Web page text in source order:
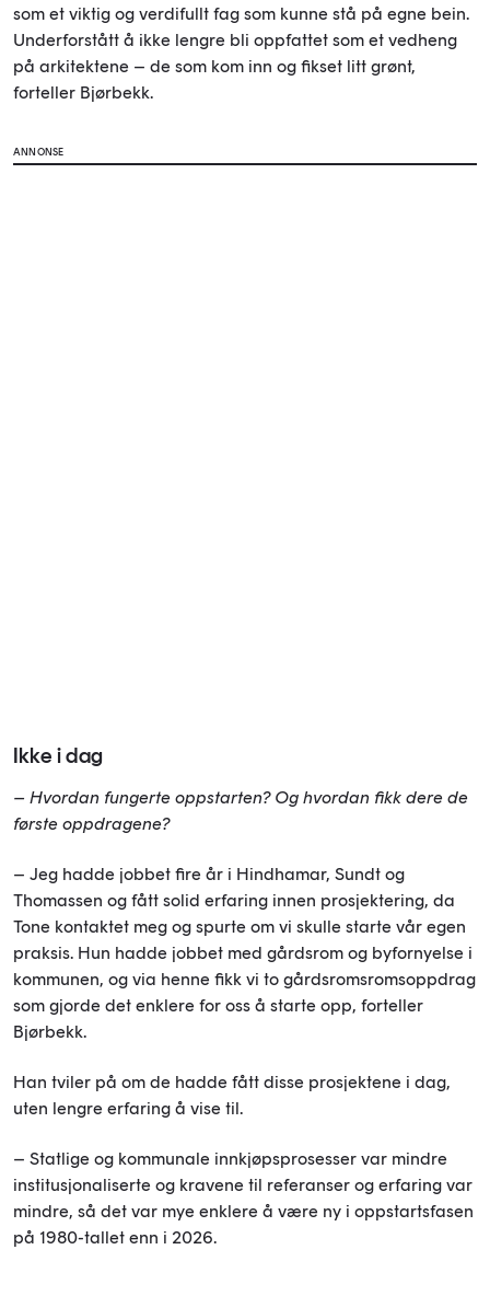
som et viktig og verdifullt fag som kunne stå på egne bein.
Underforstått å ikke lengre bli oppfattet som et vedheng
på arkitektene – de som kom inn og fikset litt grønt,
forteller Bjørbekk.
ANNONSE
Ikke i dag
– Hvordan fungerte oppstarten? Og hvordan fikk dere de
første oppdragene?
– Jeg hadde jobbet fire år i Hindhamar, Sundt og
Thomassen og fått solid erfaring innen prosjektering, da
Tone kontaktet meg og spurte om vi skulle starte vår egen
praksis. Hun hadde jobbet med gårdsrom og byfornyelse i
kommunen, og via henne fikk vi to gårdsromsromsoppdrag
som gjorde det enklere for oss å starte opp, forteller
Bjørbekk.
Han tviler på om de hadde fått disse prosjektene i dag,
uten lengre erfaring å vise til.
– Statlige og kommunale innkjøpsprosesser var mindre
institusjonaliserte og kravene til referanser og erfaring var
mindre, så det var mye enklere å være ny i oppstartsfasen
på 1980-tallet enn i 2026.